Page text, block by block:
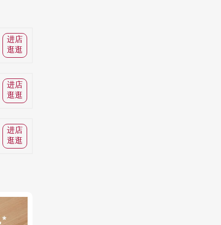
进店
逛逛
进店
逛逛
进店
逛逛